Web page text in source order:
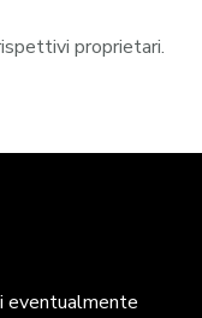
proprietari.
eventualmente